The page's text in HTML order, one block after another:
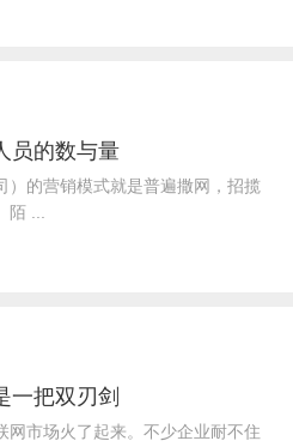
员的数与量
）的营销模式就是普遍撒网，招揽
...
一把双刃剑
网市场火了起来。不少企业耐不住